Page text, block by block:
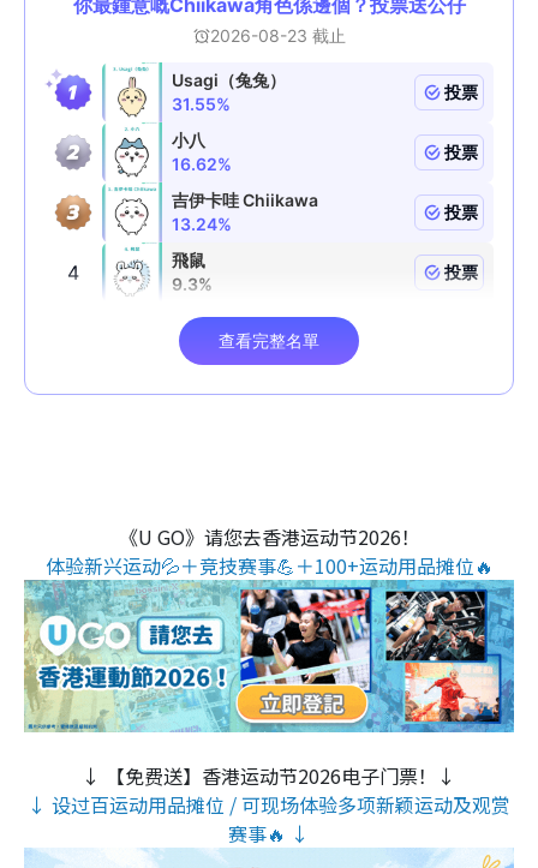
《U GO》请您去香港运动节2026！
体验新兴运动💦＋竞技赛事💪＋100+运动用品摊位🔥
↓ 【免费送】香港运动节2026电子门票！↓
↓ 设过百运动用品摊位 / 可现场体验多项新颖运动及观赏
赛事🔥 ↓